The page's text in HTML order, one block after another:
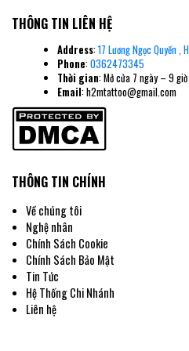
THÔNG TIN LIÊN HỆ
Address: 17 Lương Ngọc Quyến ,
Phone: 0362473345
Thời gian: Mở cửa 7 ngày – 9
Email: h2mtattoo@gmail.com
THÔNG TIN CHÍNH
Về chúng tôi
Nghệ nhân
Chính Sách Cookie
Chính Sách Bảo Mật
Tin Tức
Hệ Thống Chi Nhánh
Liên hệ